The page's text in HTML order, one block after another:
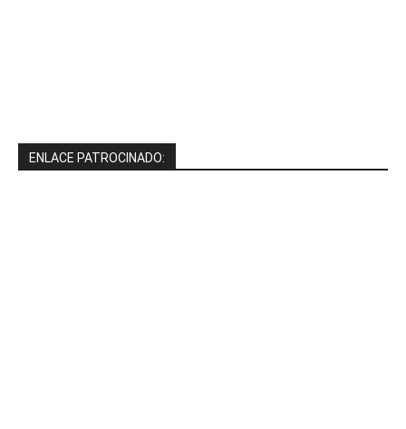
ENLACE PATROCINADO: